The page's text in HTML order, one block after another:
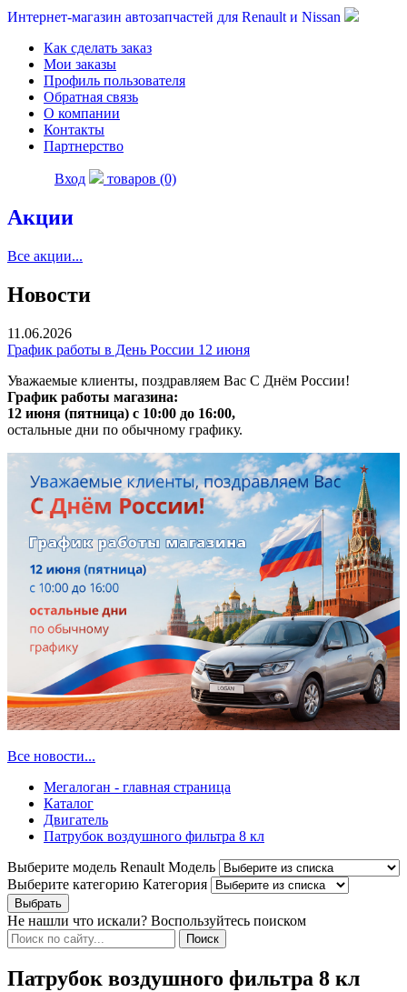
Интернет-магазин автозапчастей для Renault и Nissan
Как сделать заказ
Мои заказы
Профиль пользователя
Обратная связь
О компании
Контакты
Партнерство
Вход товаров (0)
Акции
Все акции...
Новости
11.06.2026
График работы в День России 12 июня
Уважаемые клиенты, поздравляем Вас С Днём России!
График работы магазина:
12 июня (пятница) с 10:00 до 16:00,
остальные дни по обычному графику.
Все новости...
Мегалоган - главная страница
Каталог
Двигатель
Патрубок воздушного фильтра 8 кл
Выберите модель Renault Модель
Выберите категорию Категория
Не нашли что искали? Воспользуйтесь поиском
Патрубок воздушного фильтра 8 кл